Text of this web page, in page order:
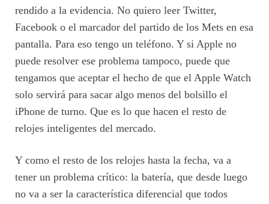
rendido a la evidencia. No quiero leer Twitter,
Facebook o el marcador del partido de los Mets en esa
pantalla. Para eso tengo un teléfono. Y si Apple no
puede resolver ese problema tampoco, puede que
tengamos que aceptar el hecho de que el Apple Watch
solo servirá para sacar algo menos del bolsillo el
iPhone de turno. Que es lo que hacen el resto de
relojes inteligentes del mercado.
Y como el resto de los relojes hasta la fecha, va a
tener un problema crítico: la batería, que desde luego
no va a ser la característica diferencial que todos